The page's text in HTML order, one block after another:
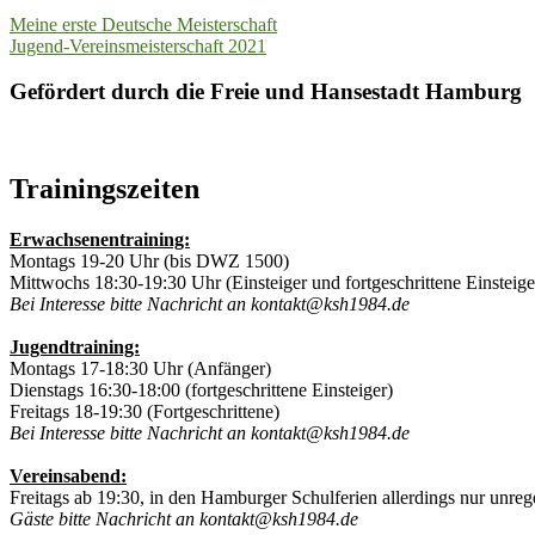
Beitragsnavigation
Meine erste Deutsche Meisterschaft
Jugend-Vereinsmeisterschaft 2021
Gefördert durch die Freie und Hansestadt Hamburg
Trainingszeiten
Erwachsenentraining:
Montags 19-20 Uhr (bis DWZ 1500)
Mittwochs 18:30-19:30 Uhr (Einsteiger und fortgeschrittene
Bei Interesse bitte Nachricht an kontakt@ksh1984.de
Jugendtraining:
Montags 17-18:30 Uhr (Anfänger)
Dienstags 16:30-18:00 (fortgeschrittene Einsteiger)
Freitags 18-19:30 (Fortgeschrittene)
Bei Interesse bitte Nachricht an kontakt@ksh1984.de
Vereinsabend:
Freitags ab 19:30, in den Hamburger Schulferien allerdings nur
Gäste bitte Nachricht an kontakt@ksh1984.de